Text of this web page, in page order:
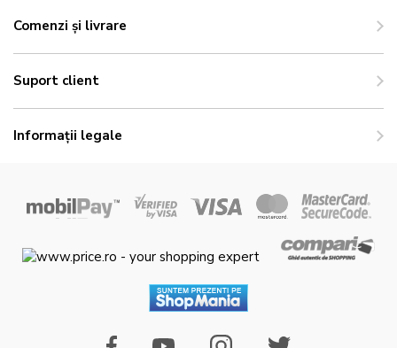
Comenzi și livrare
Suport client
Informații legale